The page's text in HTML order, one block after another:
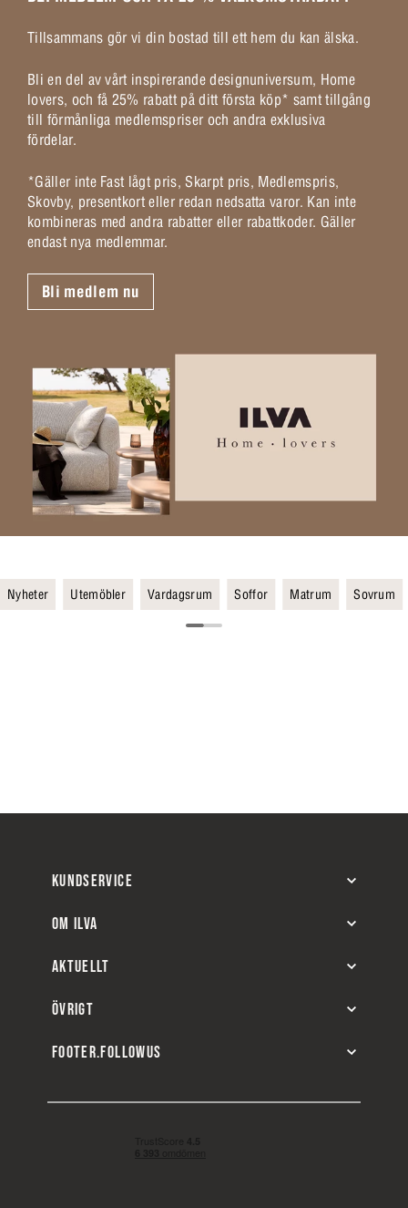
Tillsammans gör vi din bostad till ett hem du kan älska.
Bli en del av vårt inspirerande designuniversum, Home
lovers, och få 25% rabatt på ditt första köp* samt tillgång
till förmånliga medlemspriser och andra exklusiva
fördelar.
*Gäller inte Fast lågt pris, Skarpt pris, Medlemspris,
Skovby, presentkort eller redan nedsatta varor. Kan inte
kombineras med andra rabatter eller rabattkoder. Gäller
endast nya medlemmar.
Bli medlem nu
Nyheter Utemöbler Vardagsrum Soffor Matrum Sovrum
KUNDSERVICE
OM ILVA
AKTUELLT
ÖVRIGT
FOOTER.FOLLOWUS